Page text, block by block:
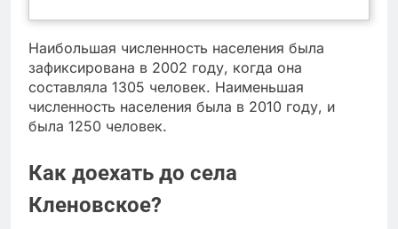
Наибольшая численность населения была
зафиксирована в 2002 году, когда она
составляла 1305 человек. Наименьшая
численность населения была в 2010 году, и
была 1250 человек.
Как доехать до села
Кленовское?